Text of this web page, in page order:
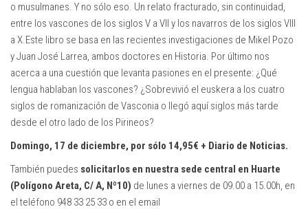
o musulmanes. Y no sólo eso. Un relato fracturado, sin continuidad,
entre los vascones de los siglos V a VII y los navarros de los siglos VIII
a X.Este libro se basa en las recientes investigaciones de Mikel Pozo
y Juan José Larrea, ambos doctores en Historia. Por último nos
acerca a una cuestión que levanta pasiones en el presente: ¿Qué
lengua hablaban los vascones? ¿Sobrevivió el euskera a los cuatro
siglos de romanización de Vasconia o llegó aquí siglos más tarde
desde el otro lado de los Pirineos?
Domingo, 17 de diciembre, por sólo 14,95€ + Diario de Noticias.
También puedes solicitarlos en nuestra sede central en Huarte
(Polígono Areta, C/ A, Nº10) de lunes a viernes de 09.00 a 15.00h, en
el teléfono 948 33 25 33 o en el email